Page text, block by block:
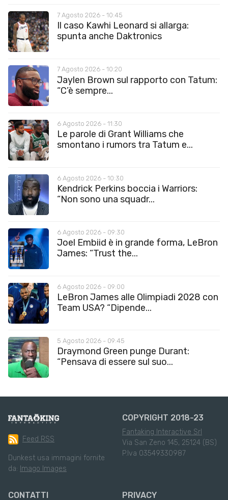
7 Agosto 2026 - 10:45
Il caso Kawhi Leonard si allarga:
spunta anche Daktronics
7 Agosto 2026 - 10:20
Jaylen Brown sul rapporto con Tatum:
“C’è sempre...
6 Agosto 2026 - 11:30
Le parole di Grant Williams che
smontano i rumors tra Tatum e...
6 Agosto 2026 - 10:30
Kendrick Perkins boccia i Warriors:
“Non sono una squadr...
6 Agosto 2026 - 09:30
Joel Embiid è in grande forma, LeBron
James: “Trust the...
6 Agosto 2026 - 09:00
LeBron James alle Olimpiadi 2028 con
Team USA? “Dipende...
5 Agosto 2026 - 09:45
Draymond Green punge Durant:
“Pensava di essere sul suo...
Feed RSS
Dunkest usa immagini fornite
da: Imago Images
COPYRIGHT 2018-23
Fantaking Interactive Srl
Via San Zeno 145, 25124 (BS)
P.Iva 03549330987
CONTATTI PRIVACY